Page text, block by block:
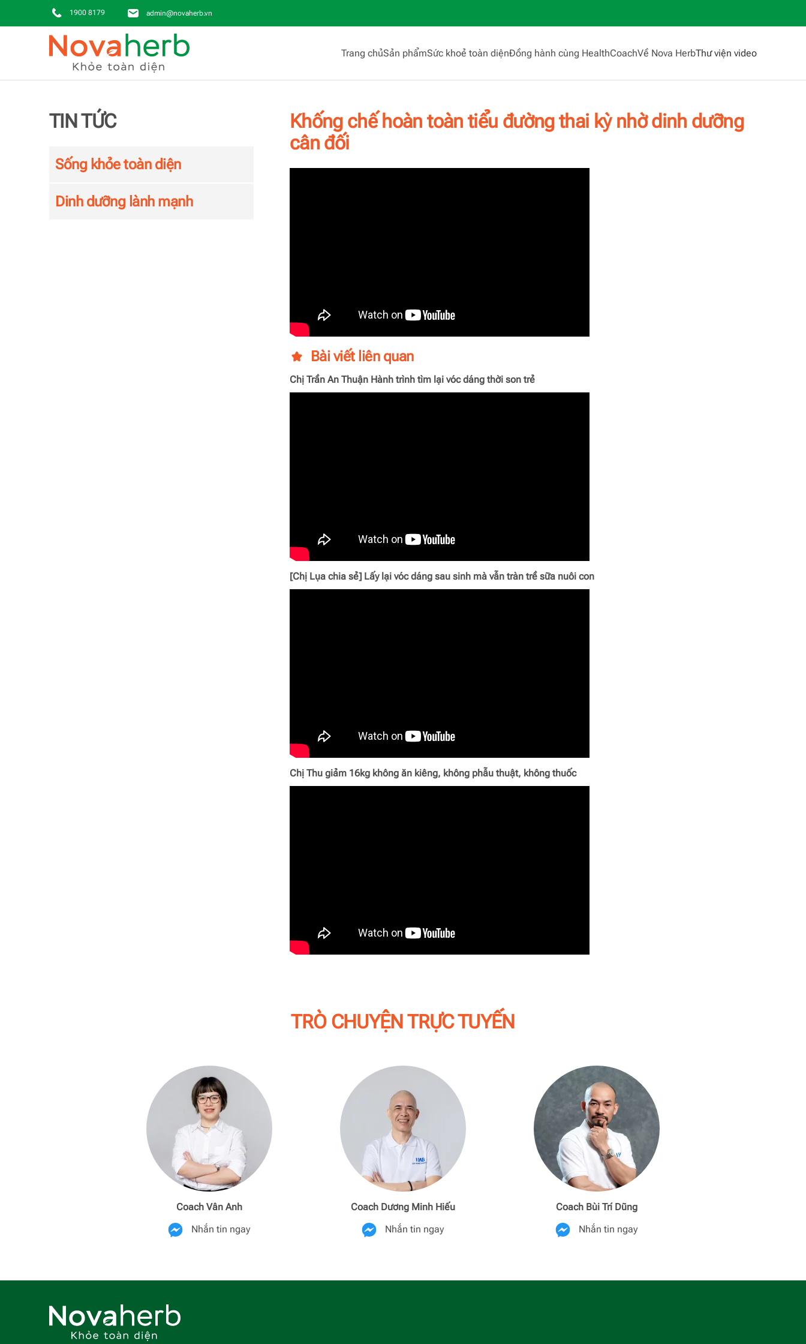
Skip to main content
1900 8179 admin@novaherb.vn
Trang chủSản phẩmSức khoẻ toàn diệnĐồng hành cùng HealthCoachVề Nova HerbThư viện video
TIN TỨC
Sống khỏe toàn diện
Dinh dưỡng lành mạnh
Khống chế hoàn toàn tiểu đường thai kỳ nhờ dinh dưỡng
cân đối
Bài viết liên quan
Chị Trần An Thuận Hành trình tìm lại vóc dáng thời son trẻ
[Chị Lụa chia sẻ] Lấy lại vóc dáng sau sinh mà vẫn tràn trề sữa nuôi con
Chị Thu giảm 16kg không ăn kiêng, không phẫu thuật, không thuốc
TRÒ CHUYỆN TRỰC TUYẾN
Coach Vân Anh
Nhắn tin ngay
Coach Dương Minh Hiếu
Nhắn tin ngay
Coach Bùi Trí Dũng
Nhắn tin ngay